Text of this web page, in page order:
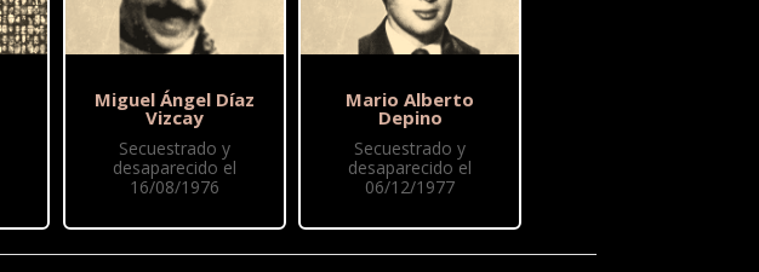
Miguel Ángel Díaz
Vizcay
Secuestrado y
desaparecido el
16/08/1976
Mario Alberto
Depino
Secuestrado y
desaparecido el
06/12/1977